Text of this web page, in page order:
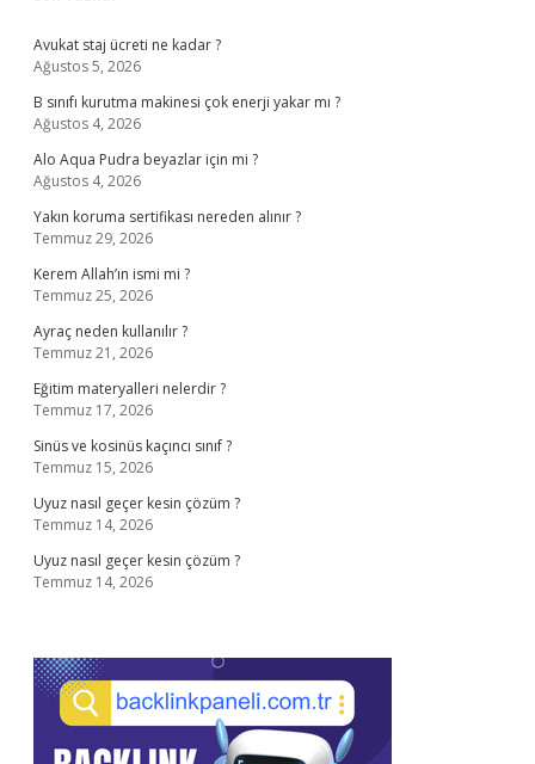
Avukat staj ücreti ne kadar ?
Ağustos 5, 2026
B sınıfı kurutma makinesi çok enerji yakar mı ?
Ağustos 4, 2026
Alo Aqua Pudra beyazlar için mi ?
Ağustos 4, 2026
Yakın koruma sertifikası nereden alınır ?
Temmuz 29, 2026
Kerem Allah’ın ismi mi ?
Temmuz 25, 2026
Ayraç neden kullanılır ?
Temmuz 21, 2026
Eğitim materyalleri nelerdir ?
Temmuz 17, 2026
Sinüs ve kosinüs kaçıncı sınıf ?
Temmuz 15, 2026
Uyuz nasıl geçer kesin çözüm ?
Temmuz 14, 2026
Uyuz nasıl geçer kesin çözüm ?
Temmuz 14, 2026